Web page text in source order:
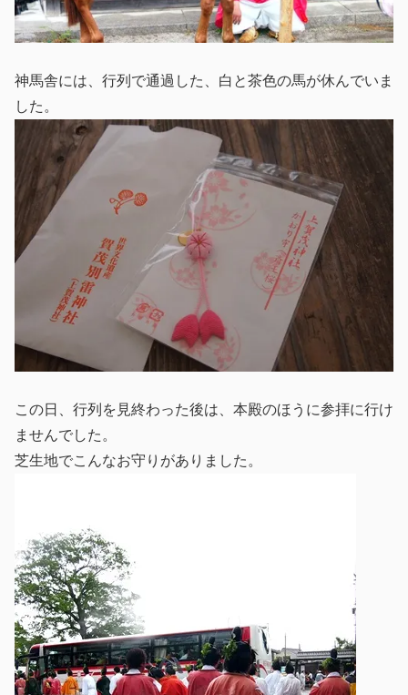
神馬舎には、行列で通過した、白と茶色の馬が休んでいま
した。
この日、行列を見終わった後は、本殿のほうに参拝に行け
ませんでした。
芝生地でこんなお守りがありました。